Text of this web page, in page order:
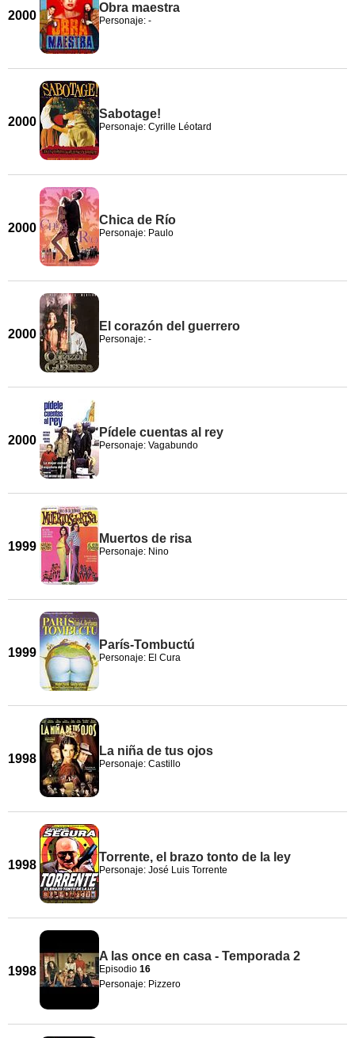
2000
Obra maestra
Personaje: -
2000
Sabotage!
Personaje: Cyrille Léotard
2000
Chica de Río
Personaje: Paulo
2000
El corazón del guerrero
Personaje: -
2000
Pídele cuentas al rey
Personaje: Vagabundo
1999
Muertos de risa
Personaje: Nino
1999
París-Tombuctú
Personaje: El Cura
1998
La niña de tus ojos
Personaje: Castillo
1998
Torrente, el brazo tonto de la ley
Personaje: José Luis Torrente
1998
A las once en casa - Temporada 2
Episodio 16
Personaje: Pizzero